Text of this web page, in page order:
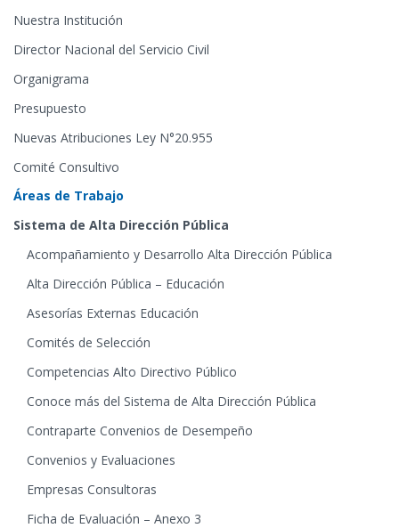
Nuestra Institución
Director Nacional del Servicio Civil
Organigrama
Presupuesto
Nuevas Atribuciones Ley N°20.955
Comité Consultivo
Áreas de Trabajo
Sistema de Alta Dirección Pública
Acompañamiento y Desarrollo Alta Dirección Pública
Alta Dirección Pública – Educación
Asesorías Externas Educación
Comités de Selección
Competencias Alto Directivo Público
Conoce más del Sistema de Alta Dirección Pública
Contraparte Convenios de Desempeño
Convenios y Evaluaciones
Empresas Consultoras
Ficha de Evaluación – Anexo 3